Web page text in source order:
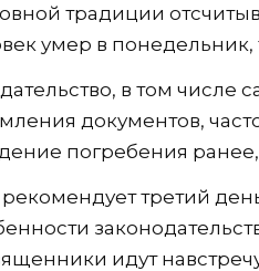
традиции
умер в понедельник,
в том числе
документов,
погребения ранее,
рекомендует третий
идут